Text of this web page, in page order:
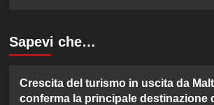
Sapevi che…
Crescita del turismo in uscita da
conferma la principale destinazione